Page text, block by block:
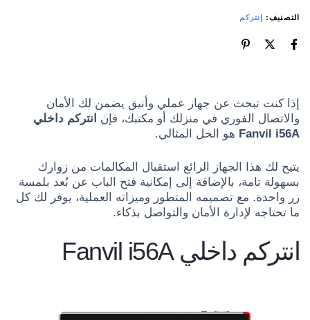
التصنيف: إنتركم
إذا كنت تبحث عن جهاز عملي وأنيق يضمن لك الأمان
والاتصال الفوري في منزلك أو مكتبك، فإن
انتركم داخلي
Fanvil i56A هو الحل المثالي.
يتيح لك هذا الجهاز الرائع استقبال المكالمات من زوارك
بسهولة تامة، بالإضافة إلى إمكانية فتح الباب عن بُعد بلمسة
زر واحدة. مع تصميمه المتطور وميزاته العملية، يوفر لك كل
ما تحتاجه لإدارة الأمان والتواصل بذكاء.
انتركم داخلي Fanvil i56A